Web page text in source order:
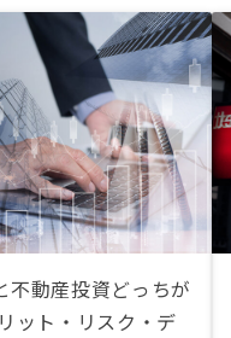
不動産投資どっちが
ット・リスク・デ